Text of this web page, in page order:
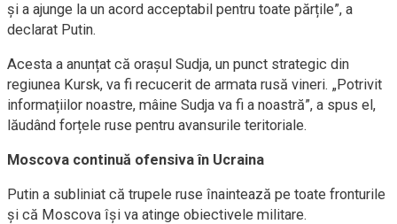
și a ajunge la un acord acceptabil pentru toate părțile”, a
declarat Putin.
Acesta a anunțat că orașul Sudja, un punct strategic din
regiunea Kursk, va fi recucerit de armata rusă vineri. „Potrivit
informațiilor noastre, mâine Sudja va fi a noastră”, a spus el,
lăudând forțele ruse pentru avansurile teritoriale.
Moscova continuă ofensiva în Ucraina
Putin a subliniat că trupele ruse înaintează pe toate fronturile
și că Moscova își va atinge obiectivele militare.